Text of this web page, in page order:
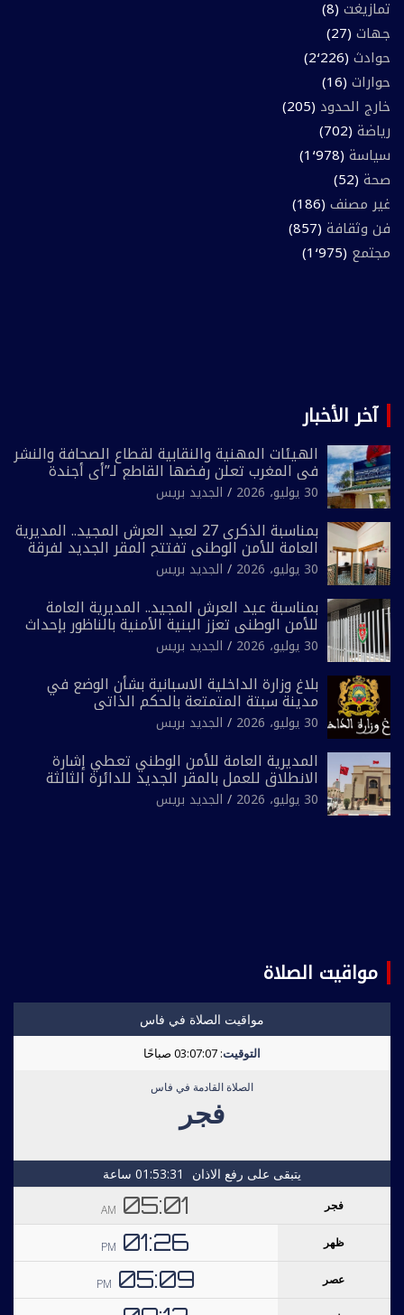
تمازيغت (8)
جهات (27)
حوادث (2٬226)
حوارات (16)
خارج الحدود (205)
رياضة (702)
سياسة (1٬978)
صحة (52)
غير مصنف (186)
فن وثقافة (857)
مجتمع (1٬975)
آخر الأخبار
الهيئات المهنية والنقابية لقطاع الصحافة والنشر
في المغرب تعلن رفضها القاطع لـ”أي أجندة
انتخابية مُعدة على مقاس سياسي ومصلحي
ضيق”
30 يوليو، 2026 الجديد بريس
بمناسبة الذكرى 27 لعيد العرش المجيد.. المديرية
العامة للأمن الوطني تفتتح المقر الجديد لفرقة
الشرطة السياحية بفاس
30 يوليو، 2026 الجديد بريس
بمناسبة عيد العرش المجيد.. المديرية العامة
للأمن الوطني تعزز البنية الأمنية بالناظور بإحداث
فرقتين جديدتين
30 يوليو، 2026 الجديد بريس
بلاغ وزارة الداخلية الاسبانية بشأن الوضع في
مدينة سبتة المتمتعة بالحكم الذاتي
30 يوليو، 2026 الجديد بريس
المديرية العامة للأمن الوطني تعطي إشارة
الانطلاق للعمل بالمقر الجديد للدائرة الثالثة
للشرطة بولاية أمن العيون
30 يوليو، 2026 الجديد بريس
مواقيت الصلاة